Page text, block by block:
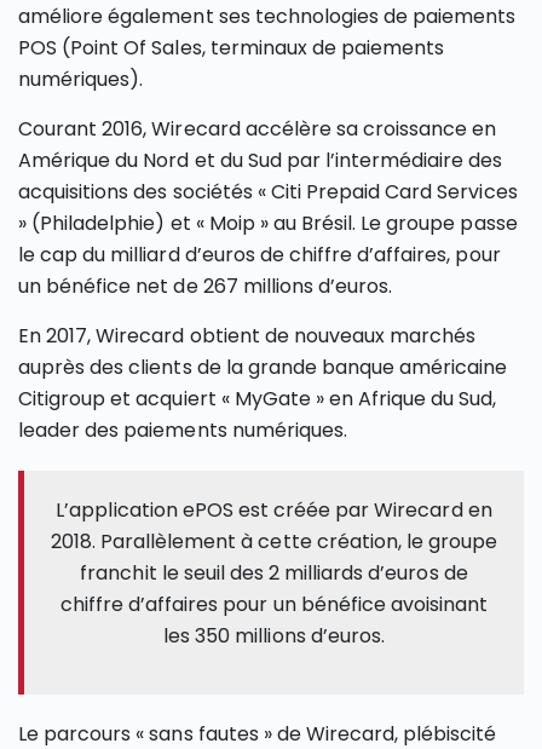
améliore également ses technologies de paiements
POS (Point Of Sales, terminaux de paiements
numériques).
Courant 2016, Wirecard accélère sa croissance en
Amérique du Nord et du Sud par l’intermédiaire des
acquisitions des sociétés « Citi Prepaid Card Services
» (Philadelphie) et « Moip » au Brésil. Le groupe passe
le cap du milliard d’euros de chiffre d’affaires, pour
un bénéfice net de 267 millions d’euros.
En 2017, Wirecard obtient de nouveaux marchés
auprès des clients de la grande banque américaine
Citigroup et acquiert « MyGate » en Afrique du Sud,
leader des paiements numériques.
L’application ePOS est créée par Wirecard en
2018. Parallèlement à cette création, le groupe
franchit le seuil des 2 milliards d’euros de
chiffre d’affaires pour un bénéfice avoisinant
les 350 millions d’euros.
Le parcours « sans fautes » de Wirecard, plébiscité